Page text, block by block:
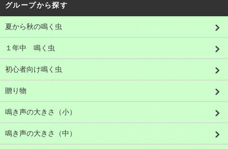
グループから探す
夏から秋の鳴く虫
１年中 鳴く虫
初心者向け鳴く虫
贈り物
鳴き声の大きさ（小）
鳴き声の大きさ（中）